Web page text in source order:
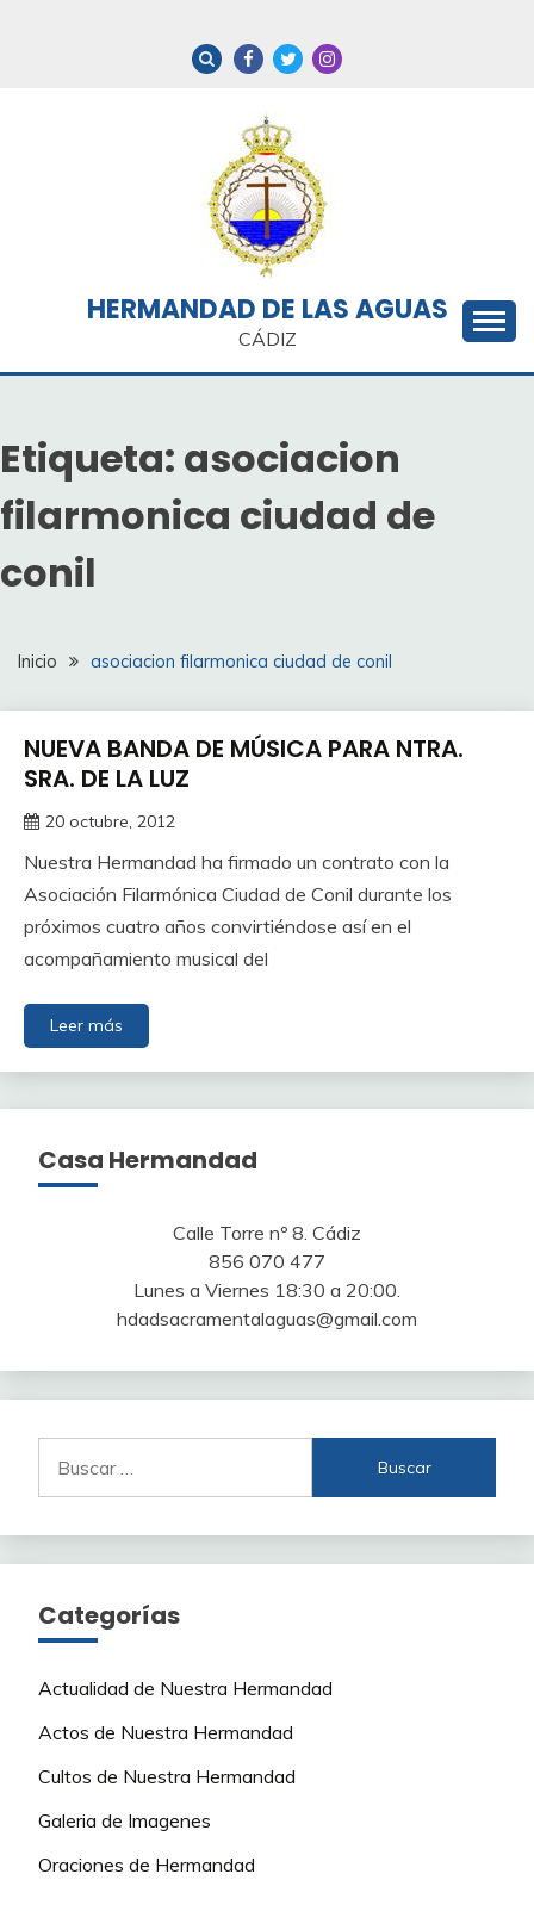
HERMANDAD DE LAS AGUAS
CÁDIZ
Etiqueta: asociacion
filarmonica ciudad de
conil
Inicio asociacion filarmonica ciudad de conil
NUEVA BANDA DE MÚSICA PARA NTRA.
SRA. DE LA LUZ
20 octubre, 2012
Nuestra Hermandad ha firmado un contrato con la
Asociación Filarmónica Ciudad de Conil durante los
próximos cuatro años convirtiéndose así en el
acompañamiento musical del
Leer más
Casa Hermandad
Calle Torre nº 8. Cádiz
856 070 477
Lunes a Viernes 18:30 a 20:00.
hdadsacramentalaguas@gmail.com
Categorías
Actualidad de Nuestra Hermandad
Actos de Nuestra Hermandad
Cultos de Nuestra Hermandad
Galeria de Imagenes
Oraciones de Hermandad